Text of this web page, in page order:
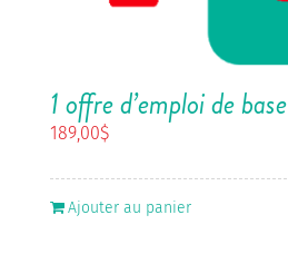
1 offre d’emploi de base
189,00$
Ajouter au panier